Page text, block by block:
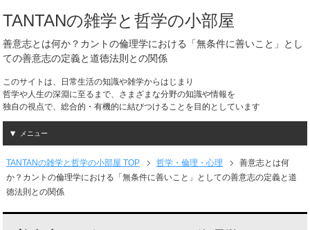
TANTANの雑学と哲学の小部屋
善意志とは何か？カントの倫理学における「無条件に善いこと」とし
ての善意志の定義と道徳法則との関係
このサイトは、日常生活の知識や雑学からはじまり
哲学や人生の深淵に至るまで、さまざまな分野の知識や情報を
独自の視点で、総合的・有機的に結びつけることを目的としています
メニュー
TANTANの雑学と哲学の小部屋 TOP 哲学・倫理・心理
善意志とは何
か？カントの倫理学における「無条件に善いこと」としての善意志の定義と道
徳法則との関係